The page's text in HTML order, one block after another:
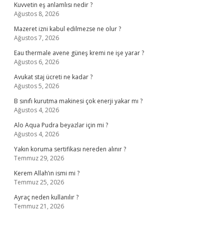
Kuvvetin eş anlamlısı nedir ?
Ağustos 8, 2026
Mazeret izni kabul edilmezse ne olur ?
Ağustos 7, 2026
Eau thermale avene güneş kremi ne işe yarar ?
Ağustos 6, 2026
Avukat staj ücreti ne kadar ?
Ağustos 5, 2026
B sınıfı kurutma makinesi çok enerji yakar mı ?
Ağustos 4, 2026
Alo Aqua Pudra beyazlar için mi ?
Ağustos 4, 2026
Yakın koruma sertifikası nereden alınır ?
Temmuz 29, 2026
Kerem Allah’ın ismi mi ?
Temmuz 25, 2026
Ayraç neden kullanılır ?
Temmuz 21, 2026